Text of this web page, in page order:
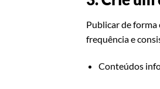
Publicar de
frequência e
Conteúdos